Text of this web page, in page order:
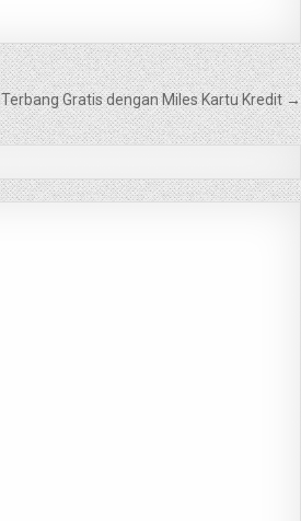
Terbang Gratis dengan Miles Kartu Kredit →